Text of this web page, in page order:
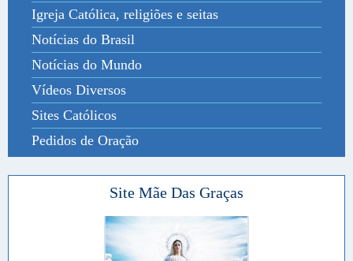
Igreja Católica, religiões e seitas
Notícias do Brasil
Notícias do Mundo
Vídeos Diversos
Sites Católicos
Pedidos de Oração
Site Mãe Das Graças